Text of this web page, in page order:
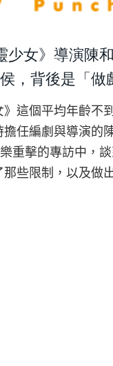
少女》導演陳
，背後是「做
》這個平均年齡不
擔任編劇與導演的
重擊的專訪中，
那些限制，以及做